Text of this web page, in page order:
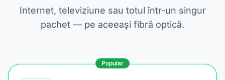
Internet, televiziune sau totul într-un singur
pachet — pe aceeași fibră optică.
Popular